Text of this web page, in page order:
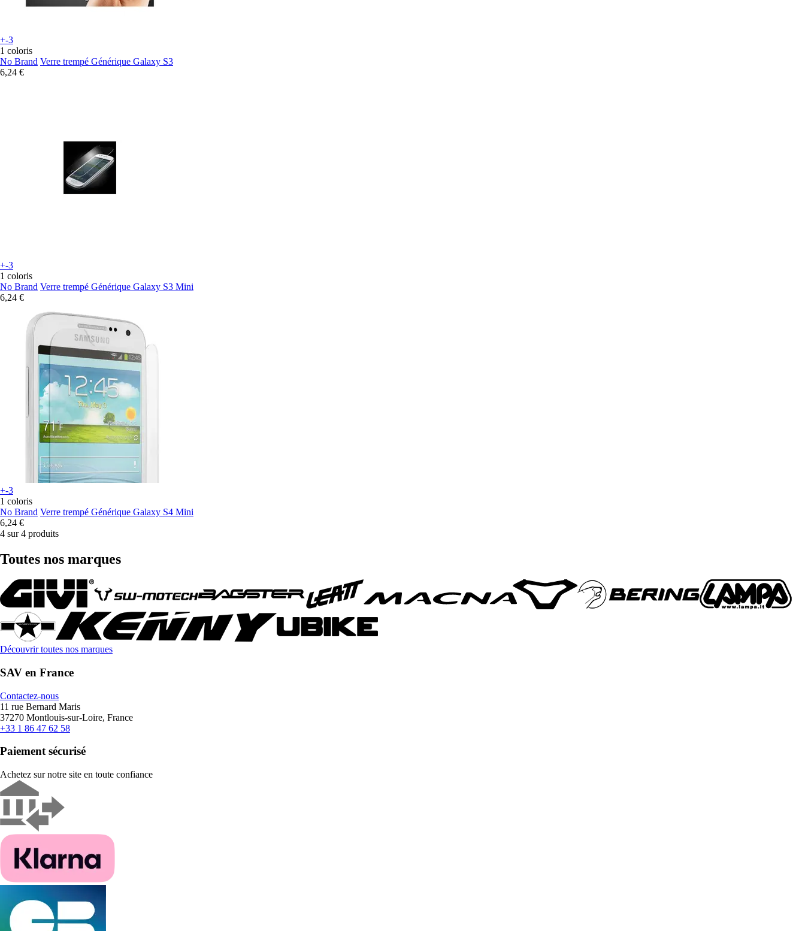
+-3
1 coloris
No Brand Verre trempé Générique Galaxy S3
6,24 €
+-3
1 coloris
No Brand Verre trempé Générique Galaxy S3 Mini
6,24 €
+-3
1 coloris
No Brand Verre trempé Générique Galaxy S4 Mini
6,24 €
4 sur 4 produits
Toutes nos marques
Découvrir toutes nos marques
SAV en France
Contactez-nous
11 rue Bernard Maris
37270 Montlouis-sur-Loire, France
+33 1 86 47 62 58
Paiement sécurisé
Achetez sur notre site en toute confiance